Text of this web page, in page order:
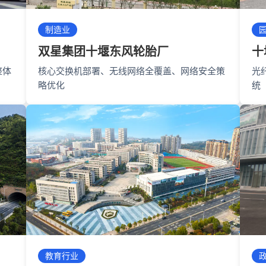
体
制造业
双星集团十堰东风轮胎厂
核心交换机部署、无线网络全覆盖、网络安全策
略优化
光
统
教育行业